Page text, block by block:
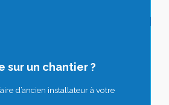
sur un chantier ?
d’ancien installateur à votre